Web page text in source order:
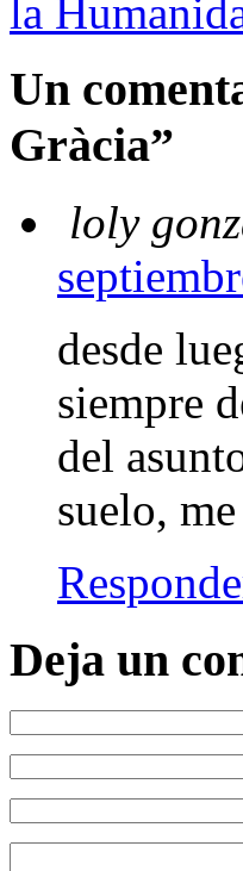
la
Un
Gràcia”
loly
desde
siempre
del
suelo,
Deja un